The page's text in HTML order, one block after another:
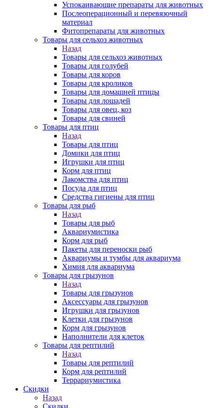
Успокаивающие препараты для животных
Послеоперационный и перевязочный
материал
Фитопрепараты для животных
Товары для сельхоз животных
Назад
Товары для сельхоз животных
Товары для голубей
Товары для коров
Товары для кроликов
Товары для домашней птицы
Товары для лошадей
Товары для овец, коз
Товары для свиней
Товары для птиц
Назад
Товары для птиц
Домики для птиц
Игрушки для птиц
Корм для птиц
Лакомства для птиц
Посуда для птиц
Средства гигиены для птиц
Товары для рыб
Назад
Товары для рыб
Аквариумистика
Корм для рыб
Пакеты для переноски рыб
Аквариумы и тумбы для аквариума
Химия для аквариума
Товары для грызунов
Назад
Товары для грызунов
Аксессуары для грызунов
Игрушки для грызунов
Клетки для грызунов
Корм для грызунов
Наполнители для клеток
Товары для рептилий
Назад
Товары для рептилий
Корм для рептилий
Террариумистика
Скидки
Назад
Скидки